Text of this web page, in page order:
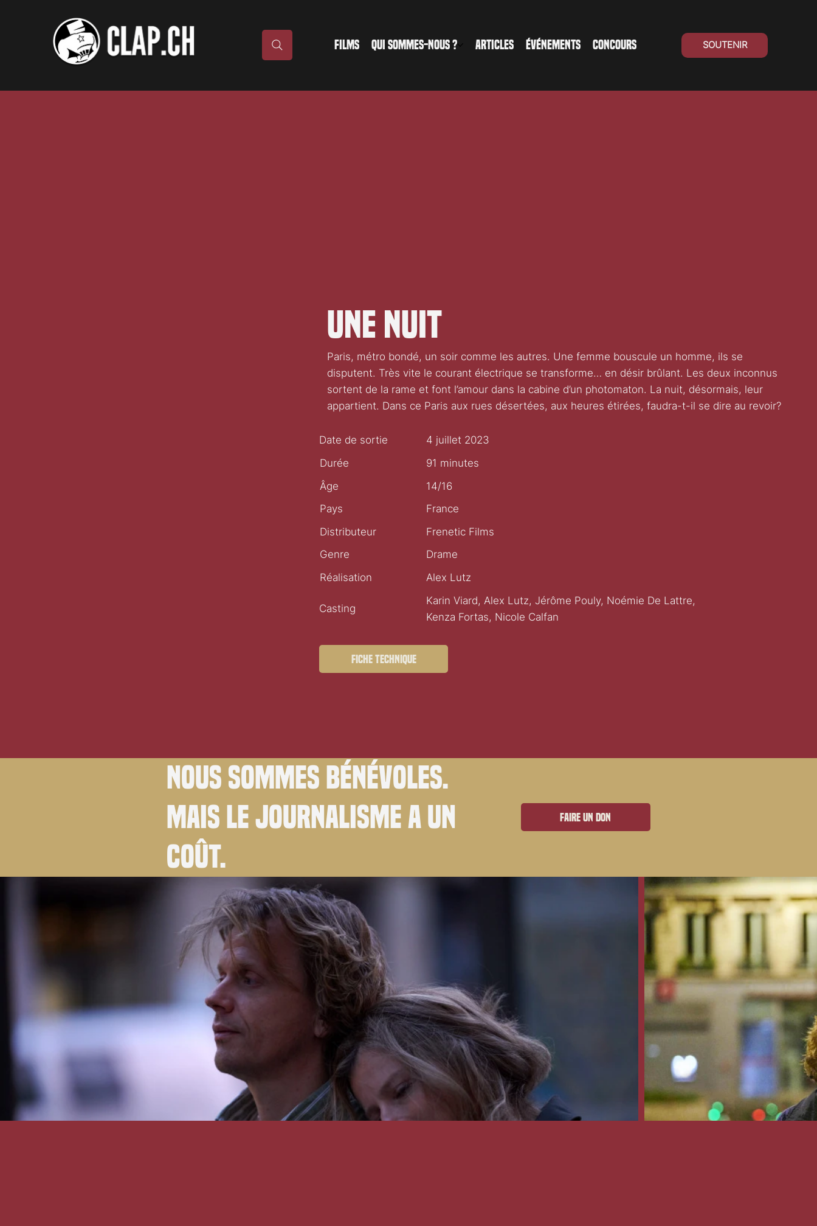
FILMS QUI SOMMES-NOUS ? ARTICLES ÉVÉNEMENTS CONCOURS SOUTENIR
Une nuit
Paris, métro bondé, un soir comme les autres. Une femme bouscule un homme, ils se
disputent. Très vite le courant électrique se transforme… en désir brûlant. Les deux inconnus
sortent de la rame et font l’amour dans la cabine d’un photomaton. La nuit, désormais, leur
appartient. Dans ce Paris aux rues désertées, aux heures étirées, faudra-t-il se dire au revoir?
Date de sortie
4 juillet 2023
Durée
91 minutes
Âge
14/16
Pays
France
Distributeur
Frenetic Films
Genre
Drame
Réalisation
Alex Lutz
Casting
Karin Viard, Alex Lutz, Jérôme Pouly, Noémie De Lattre,
Kenza Fortas, Nicole Calfan
Fiche technique
Nous sommes bénévoles.
Mais le journalisme a un
coût.
Faire un don